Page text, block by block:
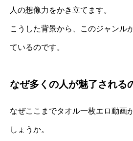
人の想像力をかき立てます。
こうした背景から、このジャンル
ているのです。
なぜ多くの人が魅了される
なぜここまでタオル一枚エロ動画
しょうか。